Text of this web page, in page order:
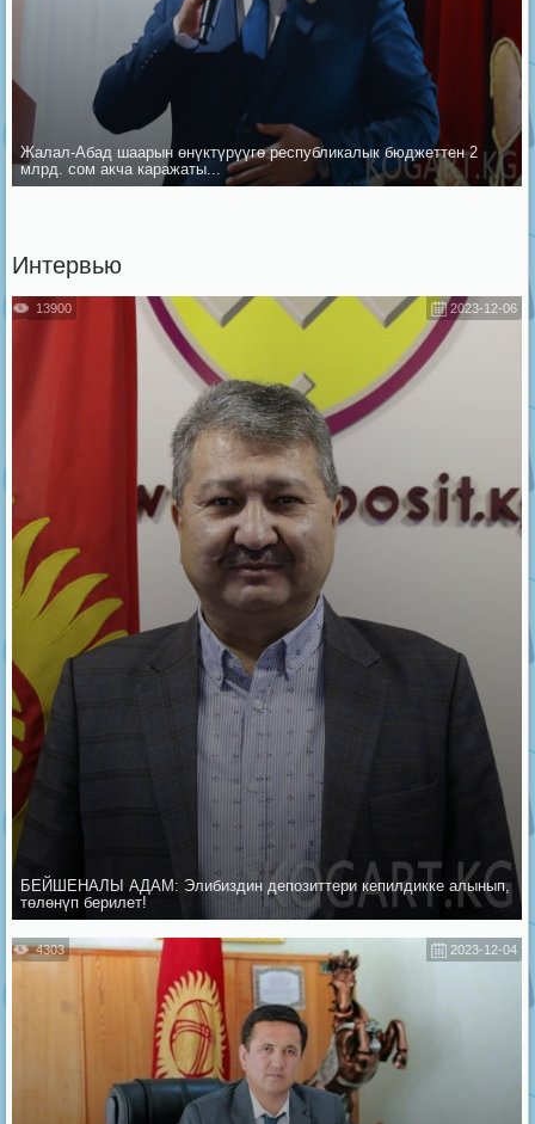
Жалал-Абад шаарын ѳнүктүрүүгѳ республикалык бюджеттен 2
млрд. сом акча каражаты...
Интервью
2023-12-06
13900
БЕЙШЕНАЛЫ АДАМ: Элибиздин депозиттери кепилдикке алынып,
төлөнүп берилет!
2023-12-04
4303